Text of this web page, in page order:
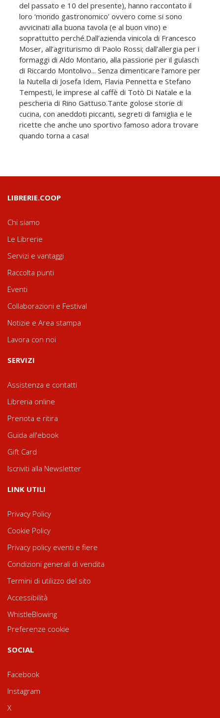
del passato e 10 del presente), hanno raccontato il
loro ‘mondo gastronomico’ ovvero come si sono
avvicinati alla buona tavola (e al buon vino) e
soprattutto perché.Dall’azienda vinicola di Francesco
Moser, all’agriturismo di Paolo Rossi; dall’allergia per i
formaggi di Aldo Montano, alla passione per il gulasch
di Riccardo Montolivo... Senza dimenticare l’amore per
la Nutella di Josefa Idem, Flavia Pennetta e Stefano
Tempesti, le imprese al caffè di Totò Di Natale e la
pescheria di Rino Gattuso.Tante golose storie di
cucina, con aneddoti piccanti, segreti di famiglia e le
ricette che anche uno sportivo famoso adora trovare
quando torna a casa!
LIBRERIE.COOP
Chi siamo
Le Librerie
Servizi e vantaggi
Raccolta punti
Eventi
Collaborazioni e Festival
Notizie e Area stampa
Lavora con noi
SERVIZI
Assistenza e contatti
Libreria online
Prenota e ritira
Guida all'ebook
Gift Card
Iscriviti alla Newsletter
LINK UTILI
Privacy Policy
Cookie Policy
Privacy policy eventi e fiere
Condizioni generali di vendita
Termini di utilizzo del sito
Accessibilità
WhistleBlowing
Preferenze cookie
SOCIAL
Facebook
Instagram
X